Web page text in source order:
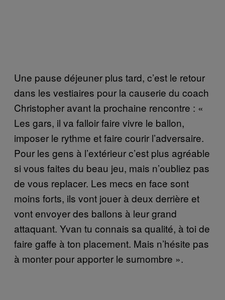
Une pause déjeuner plus tard, c’est le retour
dans les vestiaires pour la causerie du coach
Christopher avant la prochaine rencontre : «
Les gars, il va falloir faire vivre le ballon,
imposer le rythme et faire courir l’adversaire.
Pour les gens à l’extérieur c’est plus agréable
si vous faites du beau jeu, mais n’oubliez pas
de vous replacer. Les mecs en face sont
moins forts, ils vont jouer à deux derrière et
vont envoyer des ballons à leur grand
attaquant. Yvan tu connais sa qualité, à toi de
faire gaffe à ton placement. Mais n’hésite pas
à monter pour apporter le surnombre ».